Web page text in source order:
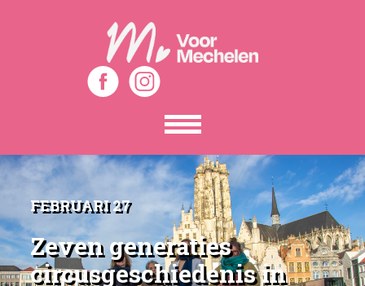
Toon
het
menu
FEBRUARI 27
Zeven generaties
circusgeschiedenis in